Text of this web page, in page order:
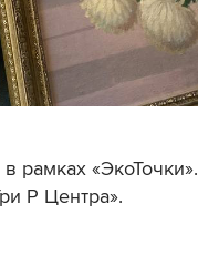
рамках «ЭкоТочки».
Р Центра».